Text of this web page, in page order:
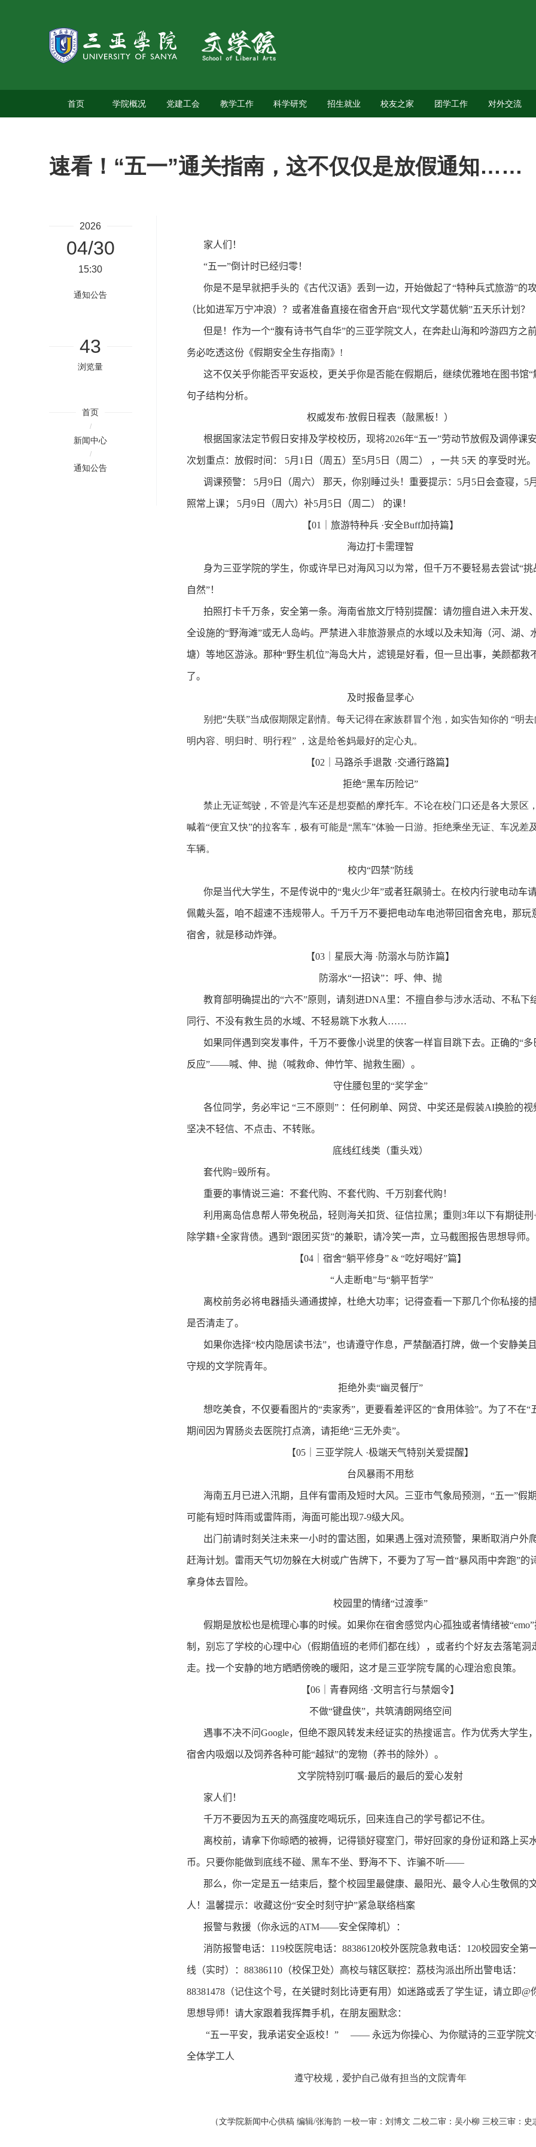
首页 学院概况 党建工会 教学工作 科学研究 招生就业 校友之家 团学工作 对外交流
速看！“五一”通关指南，这不仅仅是放假通知……
2026
04/30
15:30
通知公告
43
浏览量
首页
/
新闻中心
/
通知公告
家人们！
“五一”倒计时已经归零！
你是不是早就把手头的《古代汉语》丢到一边，开始做起了“特种兵式旅游”的
（比如进军万宁冲浪）？或者准备直接在宿舍开启“现代文学葛优躺”五天乐计划？
但是！作为一个“腹有诗书气自华”的三亚学院文人，在奔赴山海和吟游四方之
务必吃透这份《假期安全生存指南》 !
这不仅关乎你能否平安返校，更关乎你是否能在假期后，继续优雅地在图书馆“
句子结构分析。
权威发布·放假日程表（敲黑板！）
根据国家法定节假日安排及学校校历，现将2026年“五一”劳动节放假及调停课
次划重点：放假时间： 5月 1 日（周五）至5月 5日（周二） ，一共 5天 的享受时光。
调课预警： 5月 9日（周六） 那天，你别睡过头！重要提示： 5月 5日会查寝， 5月
照常上课； 5月 9日（周六）补5月 5日（周二） 的课！
【01 ｜旅游特种兵 ·安全Buff加持篇】
海边打卡需理智
身为三亚学院的学生，你或许早已对海风习以为常，但千万不要轻易去尝试“挑
自然”！
拍照打卡千万条，安全第一条。海南省旅文厅特别提醒：请勿擅自进入未开发
全设施的“野海滩”或无人岛屿。严禁进入非旅游景点的水域以及未知海（河、湖、
塘）等地区游泳。那种“野生机位”海岛大片，滤镜是好看，但一旦出事，美颜都救
了。
及时报备显孝心
别把“失联”当成假期限定剧情。每天记得在家族群冒个泡，如实告知你的 “明去
明内容、明归时、明行程” ，这是给爸妈最好的定心丸。
【02 ｜马路杀手退散 ·交通行路篇】
拒绝“黑车历险记”
禁止无证驾驶，不管是汽车还是想耍酷的摩托车。不论在校门口还是各大景区
喊着“便宜又快”的拉客车，极有可能是“黑车”体验一日游。拒绝乘坐无证、车况差
车辆。
校内“四禁”防线
你是当代大学生，不是传说中的“鬼火少年”或者狂飙骑士。在校内行驶电动车
佩戴头盔，咱不超速不违规带人。千万千万不要把电动车电池带回宿舍充电，那玩
宿舍，就是移动炸弹。
【03 ｜星辰大海 · 防溺水与防诈篇】
防溺水“一招诀”：呼、伸、抛
教育部明确提出的“六不”原则，请刻进DNA 里：不擅自参与涉水活动、不私下
同行、不没有救生员的水域、不轻易跳下水救人……
如果同伴遇到突发事件，千万不要像小说里的侠客一样盲目跳下去。正确的“多
反应”——喊、伸、抛（喊救命、伸竹竿、抛救生圈）。
守住腰包里的“奖学金”
各位同学，务必牢记 “三不原则” ：任何刷单、网贷、中奖还是假装AI换脸的视
坚决不轻信、不点击、不转账。
底线红线类（重头戏）
套代购=毁所有。
重要的事情说三遍：不套代购、不套代购、千万别套代购！
利用离岛信息帮人带免税品，轻则海关扣货、征信拉黑；重则 3年以下有期徒刑
除学籍+全家背债。遇到“跟团买货”的兼职，请冷笑一声，立马截图报告思想导师。
【04｜宿舍“躺平修身” & “吃好喝好”篇】
“人走断电”与“躺平哲学”
离校前务必将电器插头通通拔掉，杜绝大功率；记得查看一下那几个你私接的
是否清走了。
如果你选择“校内隐居读书法”，也请遵守作息，严禁酗酒打牌，做一个安静美
守规的文学院青年。
拒绝外卖“幽灵餐厅”
想吃美食，不仅要看图片的“卖家秀”，更要看差评区的“食用体验”。为了不在“
期间因为胃肠炎去医院打点滴，请拒绝“三无外卖”。
【05 ｜三亚学院人 ·极端天气特别关爱提醒】
台风暴雨不用愁
海南五月已进入汛期，且伴有雷雨及短时大风。三亚市气象局预测，“五一”假
可能有短时阵雨或雷阵雨，海面可能出现7-9级大风。
出门前请时刻关注未来一小时的雷达图，如果遇上强对流预警，果断取消户外
赶海计划。雷雨天气切勿躲在大树或广告牌下，不要为了写一首“暴风雨中奔跑”的
拿身体去冒险。
校园里的情绪“过渡季”
假期是放松也是梳理心事的时候。如果你在宿舍感觉内心孤独或者情绪被“emo”
制，别忘了学校的心理中心（假期值班的老师们都在线），或者约个好友去落笔洞
走。找一个安静的地方晒晒傍晚的暖阳，这才是三亚学院专属的心理治愈良策。
【06 ｜青春网络 ·文明言行与禁烟令】
不做“键盘侠”，共筑清朗网络空间
遇事不决不问Google，但绝不跟风转发未经证实的热搜谣言。作为优秀大学生
宿舍内吸烟以及饲养各种可能“越狱”的宠物（养书的除外）。
文学院特别叮嘱·最后的最后的爱心发射
家人们！
千万不要因为五天的高强度吃喝玩乐，回来连自己的学号都记不住。
离校前，请拿下你晾晒的被褥，记得锁好寝室门，带好回家的身份证和路上买
币。只要你能做到底线不碰、黑车不坐、野海不下、诈骗不听——
那么，你一定是五一结束后，整个校园里最健康、最阳光、最令人心生敬佩的
人！温馨提示：收藏这份“安全时刻守护”紧急联络档案
报警与救援（你永远的ATM——安全保障机）：
消防报警电话： 119校医院电话： 88386120校外医院急救电话： 120校园安全第
线（实时）： 88386110（校保卫处）高校与辖区联控：荔枝沟派出所出警电话：
88381478（记住这个号，在关键时刻比诗更有用）如迷路或丢了学生证，请立即@
思想导师！请大家跟着我挥舞手机，在朋友圈默念：
“五一平安，我承诺安全返校！” —— 永远为你操心、为你赋诗的三亚学院文
全体学工人
遵守校规，爱护自己做有担当的文院青年
（文学院新闻中心供稿 编辑/张海韵 一校一审：刘博文 二校二审：吴小柳 三校三审：史